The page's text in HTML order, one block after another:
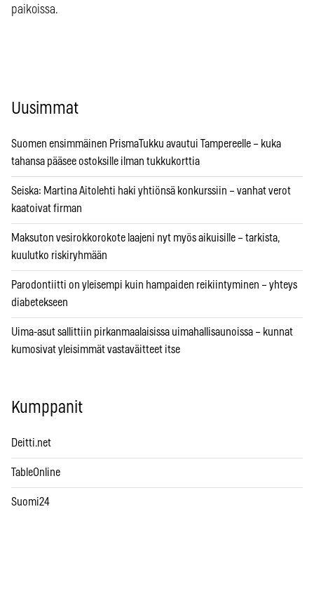
paikoissa.
Uusimmat
Suomen ensimmäinen PrismaTukku avautui Tampereelle – kuka
tahansa pääsee ostoksille ilman tukkukorttia
Seiska: Martina Aitolehti haki yhtiönsä konkurssiin – vanhat verot
kaatoivat firman
Maksuton vesirokkorokote laajeni nyt myös aikuisille – tarkista,
kuulutko riskiryhmään
Parodontiitti on yleisempi kuin hampaiden reikiintyminen – yhteys
diabetekseen
Uima-asut sallittiin pirkanmaalaisissa uimahallisaunoissa – kunnat
kumosivat yleisimmät vastaväitteet itse
Kumppanit
Deitti.net
TableOnline
Suomi24